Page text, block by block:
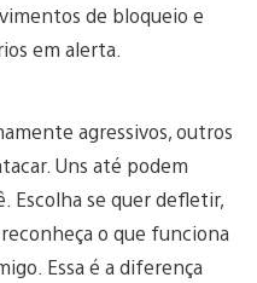
de bloqueio e
em alerta.
agressivos, outros
Uns até podem
Escolha se quer defletir,
o que funciona
Essa é a diferença